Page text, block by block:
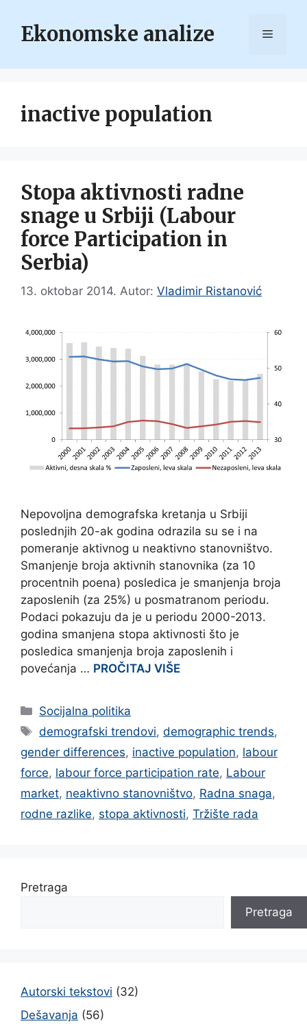
contentEkonomske analize Menu
inactive population
Stopa aktivnosti radne
snage u Srbiji (Labour
force Participation in
Serbia)
13. oktobar 2014. Autor: Vladimir Ristanović
Nepovoljna demografska kretanja u Srbiji
poslednjih 20-ak godina odrazila su se i na
pomeranje aktivnog u neaktivno stanovništvo.
Smanjenje broja aktivnih stanovnika (za 10
procentnih poena) posledica je smanjenja broja
zaposlenih (za 25%) u posmatranom periodu.
Podaci pokazuju da je u periodu 2000-2013.
godina smanjena stopa aktivnosti što je
posledica smanjenja broja zaposlenih i
povećanja … PROČITAJ VIŠE
Categories
Socijalna politika
Tags
demografski trendovi,demographic trends,
gender differences, inactive population, labour
force, labour force participation rate, Labour
market, neaktivno stanovništvo, Radna snaga,
rodne razlike, stopa aktivnosti, Tržište rada
Pretraga
Pretraga
Autorski tekstovi (32)
Dešavanja (56)